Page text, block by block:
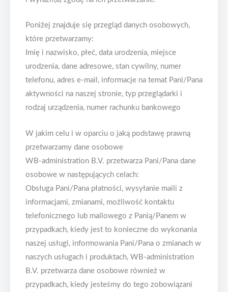
Poniżej znajduje się przegląd danych osobowych,
które przetwarzamy:
Imię i nazwisko, płeć, data urodzenia, miejsce
urodzenia, dane adresowe, stan cywilny, numer
telefonu, adres e-mail, informacje na temat Pani/Pana
aktywności na naszej stronie, typ przeglądarki i
rodzaj urządzenia, numer rachunku bankowego
W jakim celu i w oparciu o jaką podstawę prawną
przetwarzamy dane osobowe
WB-administration B.V. przetwarza Pani/Pana dane
osobowe w następujących celach:
Obsługa Pani/Pana płatności, wysyłanie maili z
informacjami, zmianami, możliwość kontaktu
telefonicznego lub mailowego z Panią/Panem w
przypadkach, kiedy jest to konieczne do wykonania
naszej usługi, informowania Pani/Pana o zmianach w
naszych usługach i produktach, WB-administration
B.V. przetwarza dane osobowe również w
przypadkach, kiedy jesteśmy do tego zobowiązani